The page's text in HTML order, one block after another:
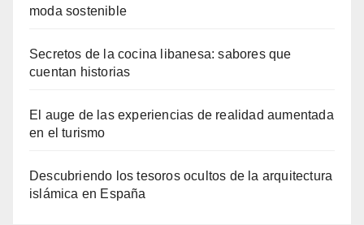
moda sostenible
Secretos de la cocina libanesa: sabores que
cuentan historias
El auge de las experiencias de realidad aumentada
en el turismo
Descubriendo los tesoros ocultos de la arquitectura
islámica en España